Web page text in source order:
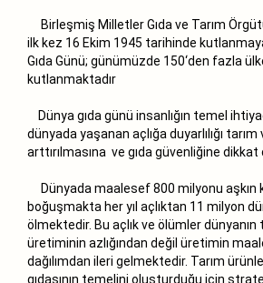
Birleşmiş Milletler Gıda ve Tarım
ilk kez 16 Ekim 1945 tarihinde
Gıda Günü; günümüzde 150‘den fazla
kutlanmaktadır
Dünya gıda günü insanlığın temel
dünyada yaşanan açlığa duyarlılığı
arttırılmasına ve gıda güvenliğine
Dünyada maalesef 800 milyonu aşkın
boğuşmakta her yıl açlıktan 11 milyon
ölmektedir. Bu açlık ve ölümler dünyanın
üretiminin azlığından değil üretimin
dağılımdan ileri gelmektedir. Tarım
gıdasının temelini oluşturduğu için